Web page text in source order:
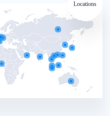
Locations